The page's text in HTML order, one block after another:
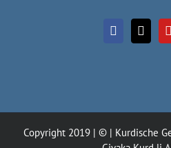
Copyright 2019 | © | Kurdische